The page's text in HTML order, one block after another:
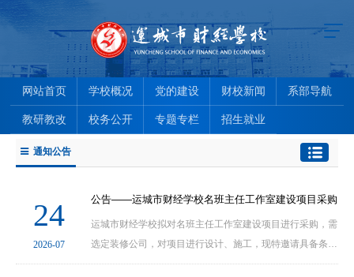
网站首页 学校概况 党的建设 财校新闻 系部导航
教研教改 校务公开 专题专栏 招生就业
通知公告
24
2026-07
公告——运城市财经学校名班主任工作室建设项目采购
运城市财经学校拟对名班主任工作室建设项目进行采购，需
选定装修公司，对项目进行设计、施工，现特邀请具备条件
的服务提供商前来响应报价。一、项目概况1、项目名称: 运